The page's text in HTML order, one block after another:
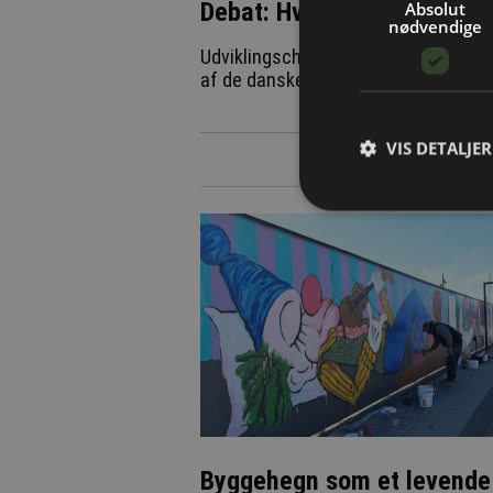
Debat: Hvorfor bygger vi,
Udviklingschef i Den Fynske
af de danske landsbyer og
Byggehegn som et levende
Absolut
nødvendige
VIS DETALJER